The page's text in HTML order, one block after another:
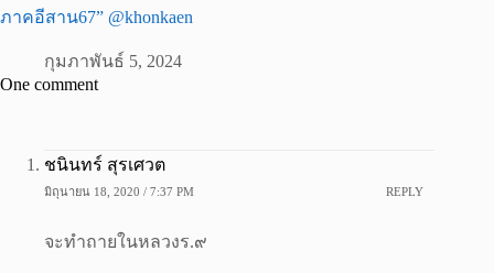
ภาคอีสาน67” @khonkaen
กุมภาพันธ์ 5, 2024
One comment
ชนินทร์ สุรเศวต
มิถุนายน 18, 2020 / 7:37 PM REPLY
จะทำถายในหลวงร.๙